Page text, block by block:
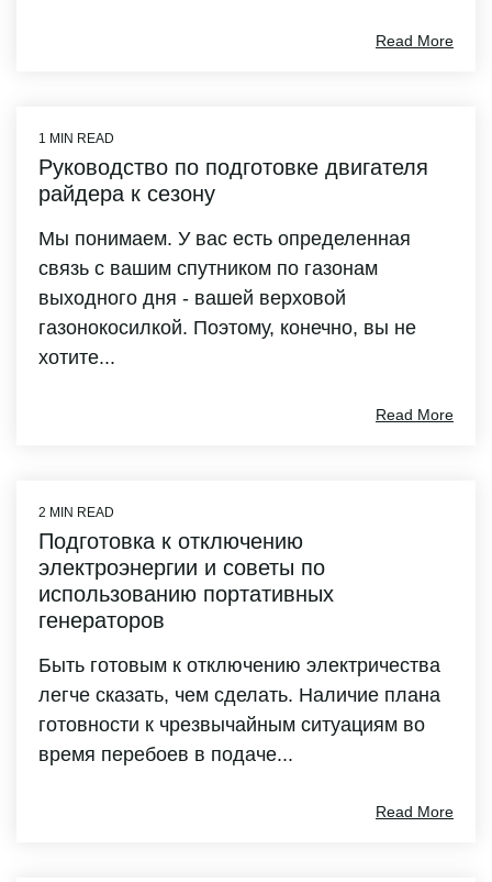
Read More
1 MIN READ
Руководство по подготовке двигателя
райдера к сезону
Мы понимаем. У вас есть определенная
связь с вашим спутником по газонам
выходного дня - вашей верховой
газонокосилкой. Поэтому, конечно, вы не
хотите...
Read More
2 MIN READ
Подготовка к отключению
электроэнергии и советы по
использованию портативных
генераторов
Быть готовым к отключению электричества
легче сказать, чем сделать. Наличие плана
готовности к чрезвычайным ситуациям во
время перебоев в подаче...
Read More